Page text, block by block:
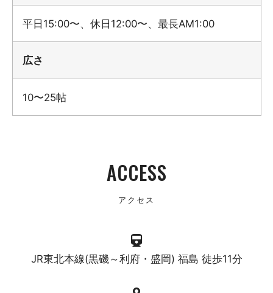
平日15:00〜、休日12:00〜、最長AM1:00
広さ
10〜25帖
ACCESS
アクセス
JR東北本線(黒磯～利府・盛岡) 福島 徒歩11分